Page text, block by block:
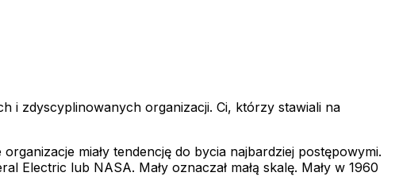
i zdyscyplinowanych organizacji. Ci, którzy stawiali na
miały tendencję do bycia najbardziej postępowymi.
lub NASA. Mały oznaczał małą skalę. Mały w 1960